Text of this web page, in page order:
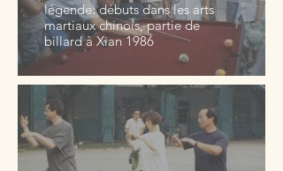
légende: débuts dans les arts
martiaux chinois, partie de
billard à Xian 1986